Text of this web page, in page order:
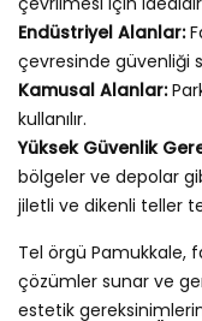
Endüstriyel Alanlar:
çevresinde güvenliği
Kamusal Alanlar:
kullanılır.
Yüksek Güvenlik
bölgeler ve depolar
jiletli ve dikenli teller
Tel örgü Pamukkale,
çözümler sunar ve
estetik